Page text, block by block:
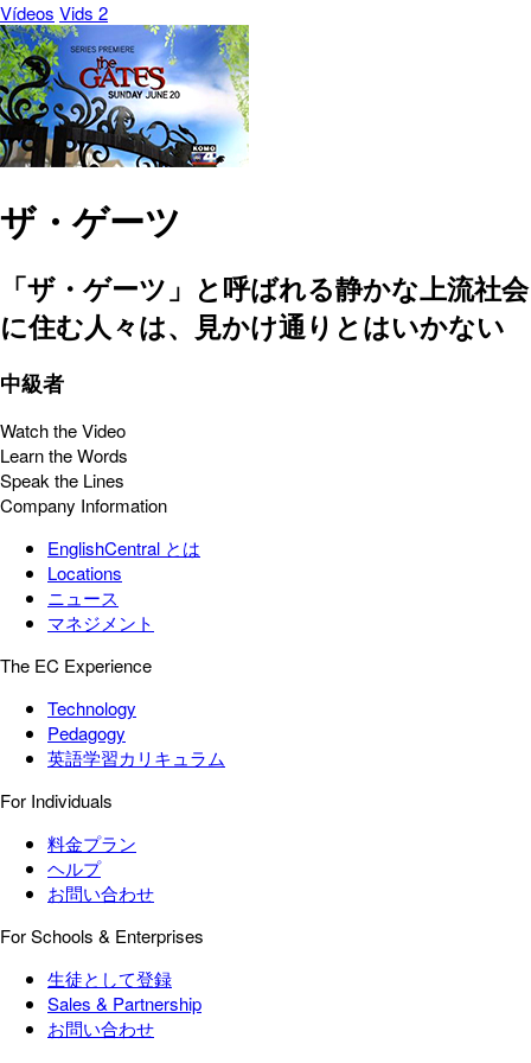
Vídeos Vids 2
ザ・ゲーツ
「ザ・ゲーツ」と呼ばれる静かな上流社会
に住む人々は、見かけ通りとはいかない
中級者
Watch the Video
Learn the Words
Speak the Lines
Company Information
EnglishCentral とは
Locations
ニュース
マネジメント
The EC Experience
Technology
Pedagogy
英語学習カリキュラム
For Individuals
料金プラン
ヘルプ
お問い合わせ
For Schools & Enterprises
生徒として登録
Sales & Partnership
お問い合わせ